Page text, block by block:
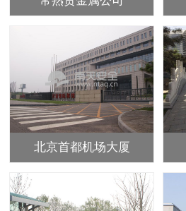
北京首都机场大厦